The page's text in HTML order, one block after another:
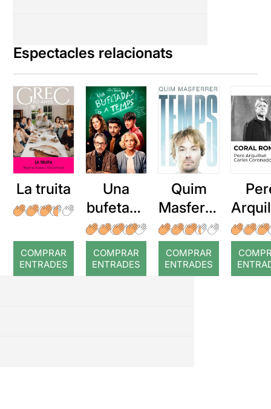
Espectacles relacionats
La truita
COMPRAR
ENTRADES
Una
bufetada
a temps
COMPRAR
ENTRADES
Quim
Masferre
r: Temps
COMPRAR
ENTRADES
: